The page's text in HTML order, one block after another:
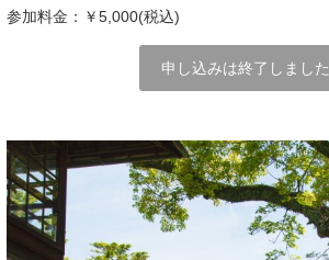
参加料金：￥5,000(税込)
申し込みは終了しました